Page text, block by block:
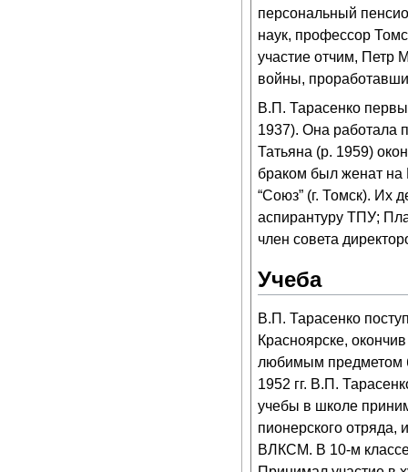
персональный
наук, профессор
участие отчим, Петр
войны,
В.П. Тарасенко
1937). Она работала
Татьяна (р. 1959)
браком был женат
“Союз” (г. Томск). Их
аспирантуру ТПУ;
член совета
Учеба
В.П. Тарасенко
Красноярске,
любимым предметом
1952 гг. В.П.
учебы в школе
пионерского отряда,
ВЛКСМ. В 10-м